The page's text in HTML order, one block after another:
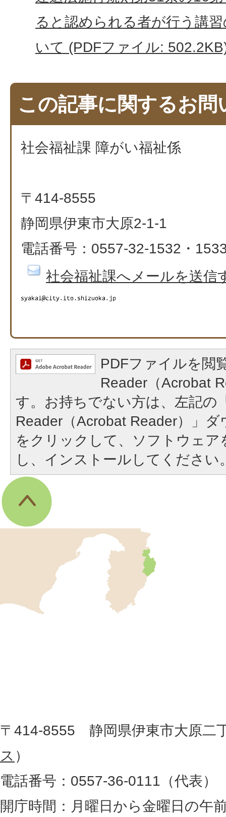
ると認められる者が行う講
いて (PDFファイル:
この記事に関するお問
社会福祉課 障がい福祉係
〒414-8555
静岡県伊東市大原2-1-1
電話番号：0557-32-1532・
社会福祉課へメールを送信
PDFファイルを閲
Reader（Acrobat
す。お持ちでない方は、左記の
Reader（Acrobat Reader）」
をクリックして、ソフトウェア
し、インストールしてください
地
図
。
静
岡
所
〒414-8555 静岡県伊東市大原二
ス ）
電話番号：0557-36-0111（代表）
開庁時間：月曜日から金曜日の午